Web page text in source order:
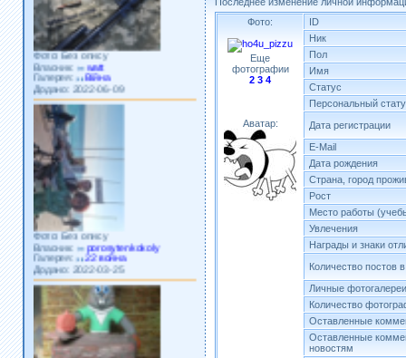
Фото: Без опису
Власник:
watt
Галерея:
Війна
Додано: 2022-06-09
Фото: Без опису
Власник:
porosytenkokoly
Галерея:
22 война
Додано: 2022-03-25
Фото:
Еще
фотографии
2 3 4
Аватар:
ID
Ник
Пол
Имя
Статус
Персональный
Дата регистрации
E-Mail
Дата рождения
Страна, город
Рост
Место работы
Увлечения
Награды и знаки
Количество постов
Личные фотогалереи
Количество
Оставленные
Оставленные
новостям